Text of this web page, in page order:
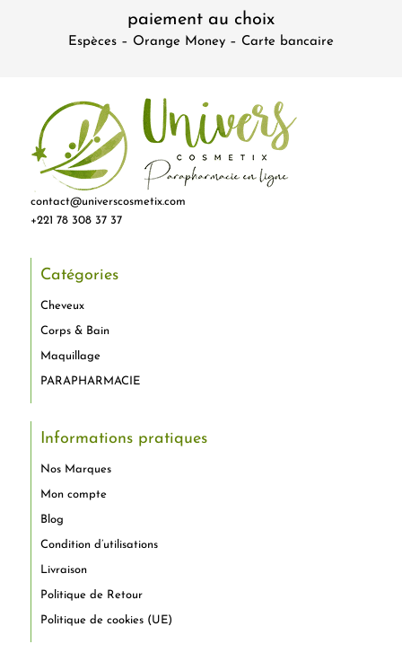
paiement au choix
Espèces – Orange Money – Carte bancaire
contact@universcosmetix.com
+221 78 308 37 37
Catégories
Cheveux
Corps & Bain
Maquillage
PARAPHARMACIE
Informations pratiques
Nos Marques
Mon compte
Blog
Condition d’utilisations
Livraison
Politique de Retour
Politique de cookies (UE)